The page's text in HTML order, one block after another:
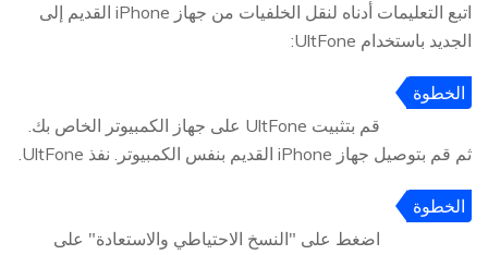
اتبع التعليمات أدناه لنقل الخلفيات من جهاز iPhone القديم إلى
الجديد باستخدام UltFone:
الخطوة
قم بتثبيت UltFone على جهاز الكمبيوتر الخاص بك.
ثم قم بتوصيل جهاز iPhone القديم بنفس الكمبيوتر. نفذ UltFone.
الخطوة
اضغط على "النسخ الاحتياطي والاستعادة" على